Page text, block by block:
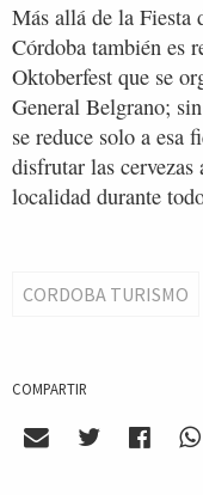
Más allá de la Fiesta
Córdoba también es
Oktoberfest que se
General Belgrano;
se reduce solo a esa
disfrutar las cervezas
localidad durante
CORDOBA TURISMO
COMPARTIR